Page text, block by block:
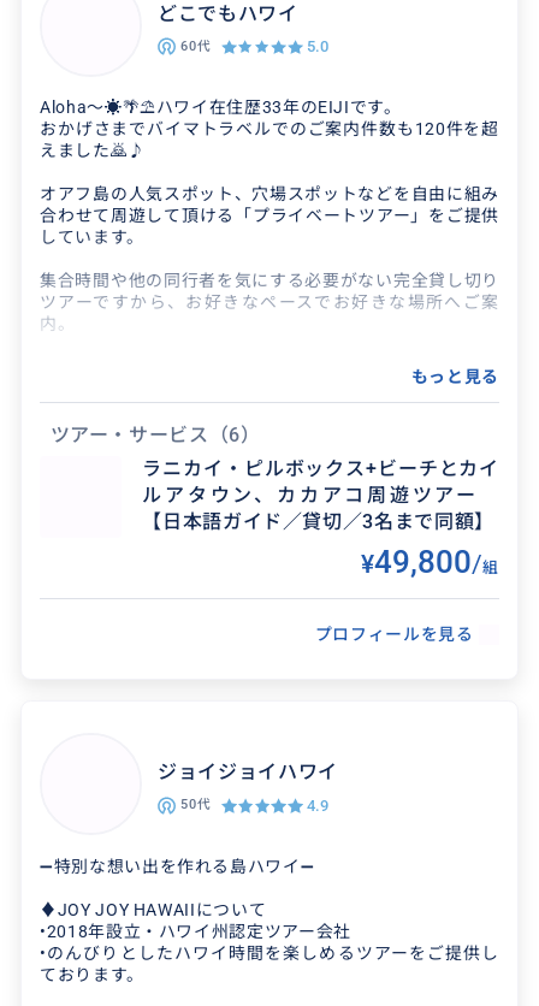
得意なジャンル / 分野
特に得意です。もちろん、ハワイの物価のことや
生活のこと、歴史のことなど皆さんが気になる
こともバッチリ押さえ...
クチコミ
2026/8/1
自力では行くのが難しいハレイワタウンやドール
プランテーションを中心に、ハワイ初心者がおさ
えておきたい観光地をざっと回ってもらえて本当
に充実した1日を...
どこでもハワイ
60代 5.0
Aloha〜☀️🌴⛱ハワイ在住歴33年のEIJIです。
おかげさまでバイマトラベルでのご案内件数も120件を超
えました🙇♪
オアフ島の人気スポット、穴場スポットなどを自由に組み
合わせて周遊して頂ける「プライベートツアー」をご提供
しています。
集合時間や他の同行者を気にする必要がない完全貸し切り
ツアーですから、お好きなペースでお好きな場所へご案
内。
正確な場所や名称が分からなくてもOK！ ほかのガイドさ
んもご存知ないシークレットスポットはじめ、オアフ島を
現地での無料撮影も大好評！ SNSでも高評価👍👍👍😍😍
😍もらえたと絶賛頂いてます。
気ままに、わがままにオアフ島を楽しみたい方は是非お問
たくさんの方々に「予想以上だった！」とご満足頂いてお
ります。
得意なジャンル / 分野
❤️ピンクピルボックスやマーメイドケーブの西海
岸 💛カイルアやラニカイなどの東海岸 💙ハレイ
ワ〜サンセットビーチまでのノースショア― ...
もっと見る
ツアー・サービス （6）
ラニカイ・ピルボックス+ビーチとカイ
ルアタウン、カカアコ周遊ツアー
【日本語ガイド／貸切／3名まで同額】
¥49,800/組
プロフィールを見る
ジョイジョイハワイ
50代 4.9
➖特別な想い出を作れる島ハワイ➖
♦︎JOY JOY HAWAIIについて
•2018年設立・ハワイ州認定ツアー会社
•のんびりとしたハワイ時間を楽しめるツアーをご提供し
ております。